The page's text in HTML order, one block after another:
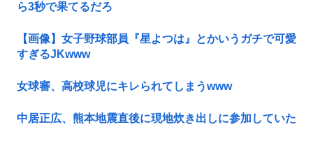
ら3秒で果てるだろ
【画像】女子野球部員『星よつは』とかいうガチで可愛
すぎるJKwww
女球審、高校球児にキレられてしまうwww
中居正広、熊本地震直後に現地炊き出しに参加していた